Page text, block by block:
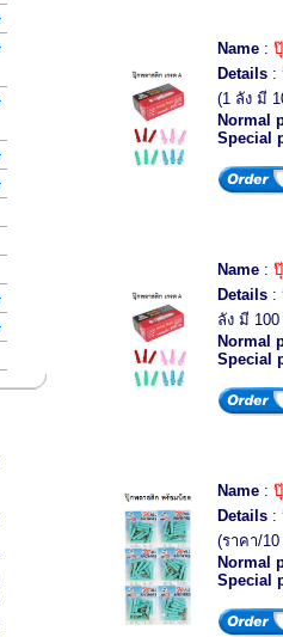
Name :
Details :
(1 ลัง มี
Normal
Special
Name :
Details :
ลัง มี
Normal
Special
Name :
Details :
(ราคา/
Normal
Special